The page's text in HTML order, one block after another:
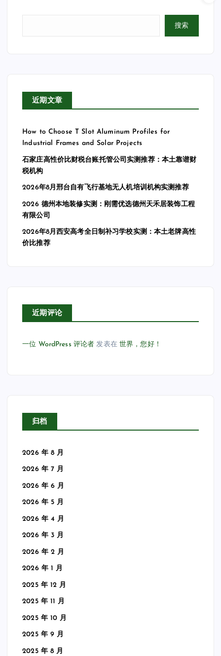
搜索
近期文章
How to Choose T Slot Aluminum Profiles for
Industrial Frames and Solar Projects
石家庄高性价比财税台账托管公司实测推荐：本土靠谱财
税机构
2026年8月邢台自有飞行基地无人机培训机构实测推荐
2026 德州本地装修实测：刚需优选德州天禾居装饰工程
有限公司
2026年8月西安高考全日制补习学校实测：本土老牌高性
价比推荐
近期评论
一位 WordPress 评论者 发表在世界，您好！
归档
2026 年 8 月
2026 年 7 月
2026 年 6 月
2026 年 5 月
2026 年 4 月
2026 年 3 月
2026 年 2 月
2026 年 1 月
2025 年 12 月
2025 年 11 月
2025 年 10 月
2025 年 9 月
2025 年 8 月